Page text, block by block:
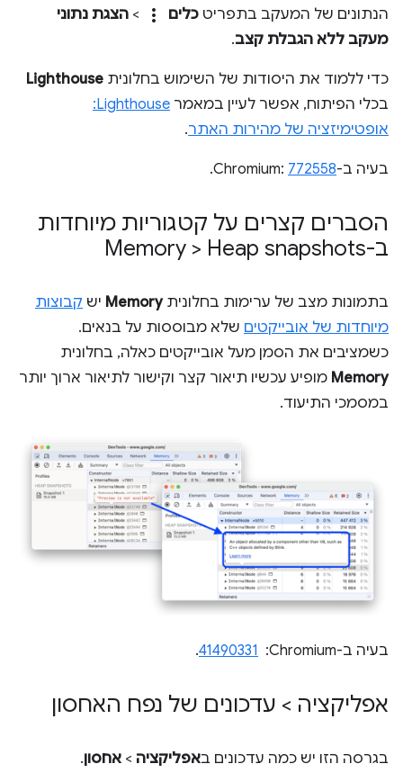
הנתונים של המעקב בתפריט כלים more_vert
> הצגת נתוני
מעקב ללא הגבלת קצב.
כדי ללמוד את היסודות של השימוש בחלונית Lighthouse
בכלי הפיתוח, אפשר לעיין במאמר
Lighthouse:
אופטימיזציה של מהירות האתר.
בעיה ב-Chromium:772558
.
הסברים קצרים על קטגוריות מיוחדות
ב-Memory > Heap snapshots
בתמונות מצב של ערימות בחלוניתMemory יש קבוצות
מיוחדות של אובייקטים שלא מבוססות על בנאים.
כשמציבים את הסמן מעל אובייקטים כאלה, בחלונית
Memory מופיע עכשיו תיאור קצר וקישור לתיאור ארוך יותר
במסמכי התיעוד.
בעיה ב-Chromium: ‏ 41490331
.
אפליקציה > עדכונים של נפח האחסון
בגרסה הזו יש כמה עדכונים באפליקציה > אחסון.